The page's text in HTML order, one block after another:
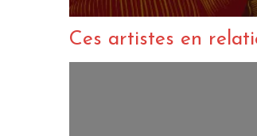
Ces artistes en